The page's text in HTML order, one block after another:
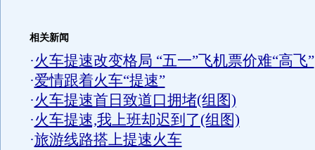
相关新闻
·火车提速改变格局 “五一”飞机票价难“高飞”
·爱情跟着火车“提速”
·火车提速首日致道口拥堵(组图)
·火车提速,我上班却迟到了(组图)
·旅游线路搭上提速火车